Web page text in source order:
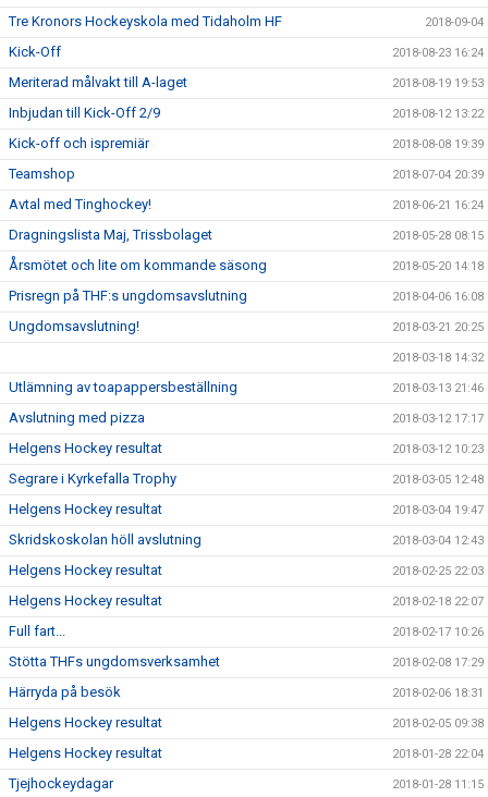
Tre Kronors Hockeyskola med Tidaholm HF 2018-09-04
Kick-Off 2018-08-23 16:24
Meriterad målvakt till A-laget 2018-08-19 19:53
Inbjudan till Kick-Off 2/9 2018-08-12 13:22
Kick-off och ispremiär 2018-08-08 19:39
Teamshop 2018-07-04 20:39
Avtal med Tinghockey! 2018-06-21 16:24
Dragningslista Maj, Trissbolaget 2018-05-28 08:15
Årsmötet och lite om kommande säsong 2018-05-20 14:18
Prisregn på THF:s ungdomsavslutning 2018-04-06 16:08
Ungdomsavslutning! 2018-03-21 20:25
2018-03-18 14:32
Utlämning av toapappersbeställning 2018-03-13 21:46
Avslutning med pizza 2018-03-12 17:17
Helgens Hockey resultat 2018-03-12 10:23
Segrare i Kyrkefalla Trophy 2018-03-05 12:48
Helgens Hockey resultat 2018-03-04 19:47
Skridskoskolan höll avslutning 2018-03-04 12:43
Helgens Hockey resultat 2018-02-25 22:03
Helgens Hockey resultat 2018-02-18 22:07
Full fart... 2018-02-17 10:26
Stötta THFs ungdomsverksamhet 2018-02-08 17:29
Härryda på besök 2018-02-06 18:31
Helgens Hockey resultat 2018-02-05 09:38
Helgens Hockey resultat 2018-01-28 22:04
Tjejhockeydagar 2018-01-28 11:15